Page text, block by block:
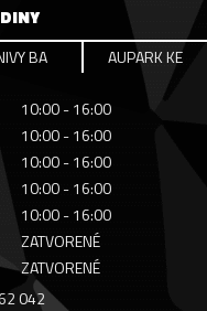
BA AUPARK KE
10:00 - 16:00
10:00 - 16:00
10:00 - 16:00
10:00 - 16:00
10:00 - 16:00
ZATVORENÉ
ZATVORENÉ
042